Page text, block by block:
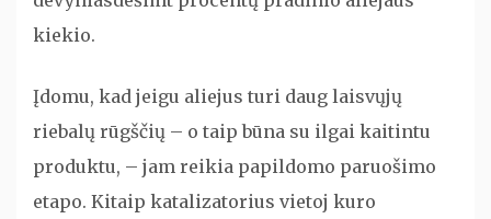
kiekio.
Įdomu, kad jeigu aliejus turi daug laisvųjų
riebalų rūgščių – o taip būna su ilgai kaitintu
produktu, – jam reikia papildomo paruošimo
etapo. Kitaip katalizatorius vietoj kuro